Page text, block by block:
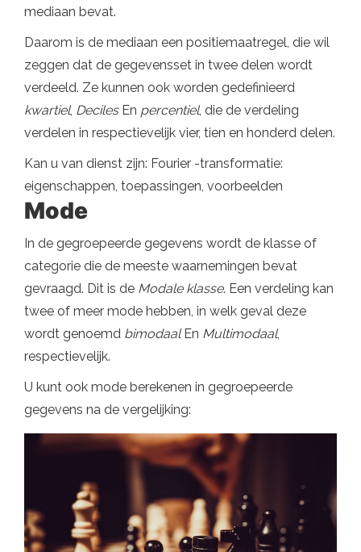
mediaan bevat.
Daarom is de mediaan een positiemaatregel, die wil
zeggen dat de gegevensset in twee delen wordt
verdeeld. Ze kunnen ook worden gedefinieerd
kwartiel, DecilesEn percentiel, die de verdeling
verdelen in respectievelijk vier, tien en honderd delen.
Kan u van dienst zijn: Fourier -transformatie:
eigenschappen, toepassingen, voorbeelden
Mode
In de gegroepeerde gegevens wordt de klasse of
categorie die de meeste waarnemingen bevat
gevraagd. Dit is de Modale klasse. Een verdeling kan
twee of meer mode hebben, in welk geval deze
wordt genoemd bimodaal En Multimodaal,
respectievelijk.
U kunt ook mode berekenen in gegroepeerde
gegevens na de vergelijking: